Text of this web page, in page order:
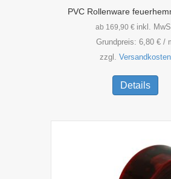
PVC Rollenware
ab 169,90 € inkl.
Grundpreis: 6,80 € /
zzgl. Versandkosten
Details
Die